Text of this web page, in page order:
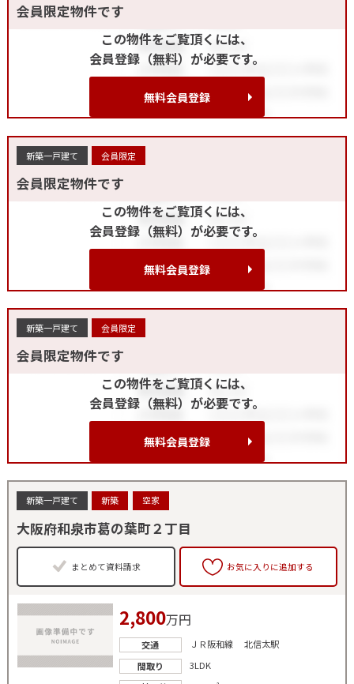
会員限定物件です
この物件をご覧頂くには、
会員登録（無料）が必要です。
無料会員登録
新築一戸建て 会員限定
会員限定物件です
この物件をご覧頂くには、
会員登録（無料）が必要です。
無料会員登録
新築一戸建て 会員限定
会員限定物件です
この物件をご覧頂くには、
会員登録（無料）が必要です。
無料会員登録
新築一戸建て 新築 空家
大阪府和泉市葛の葉町２丁目
まとめて資料請求 お気に入りに追加する
2,800万円
交通
ＪＲ阪和線 北信太駅
間取り
3LDK